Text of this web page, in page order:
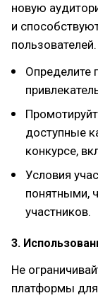
новую
и
пользователей.
Определите
доступные
конкурсе,
Условия
понятными,
участников.
3.
Не
платформы